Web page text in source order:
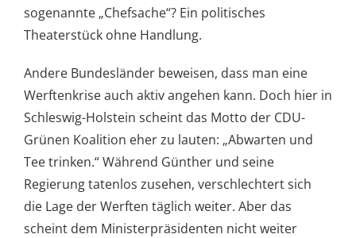
sogenannte „Chefsache“? Ein politisches
Theaterstück ohne Handlung.
Andere Bundesländer beweisen, dass man eine
Werftenkrise auch aktiv angehen kann. Doch hier in
Schleswig-Holstein scheint das Motto der CDU-
Grünen Koalition eher zu lauten: „Abwarten und
Tee trinken.“ Während Günther und seine
Regierung tatenlos zusehen, verschlechtert sich
die Lage der Werften täglich weiter. Aber das
scheint dem Ministerpräsidenten nicht weiter